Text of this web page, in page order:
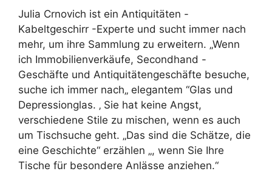
Julia Crnovich ist ein Antiquitäten -
Kabeltgeschirr -Experte und sucht immer nach
mehr, um ihre Sammlung zu erweitern. „Wenn
ich Immobilienverkäufe, Secondhand -
Geschäfte und Antiquitätengeschäfte besuche,
suche ich immer nach„ elegantem “Glas und
Depressionglas. ‚ Sie hat keine Angst,
verschiedene Stile zu mischen, wenn es auch
um Tischsuche geht. „Das sind die Schätze, die
eine Geschichte“ erzählen „, wenn Sie Ihre
Tische für besondere Anlässe anziehen.“